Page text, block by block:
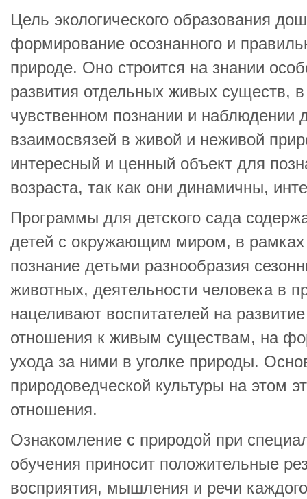
Цель экологического образования
формирование осознанного и
природе. Оно строится на знании
развития отдельных живых существ,
чувственном познании и наблюдении
взаимосвязей в живой и неживой
интересный и ценный объект для
возраста, так как они динамичны,
Программы для детского сада
детей с окружающим миром, в рамках
познание детьми разнообразия
животных, деятельности человека в
нацеливают воспитателей на
отношения к живым существам, на
ухода за ними в уголке природы.
природоведческой культуры на этом
отношения.
Ознакомление с природой при
обучения приносит положительные
восприятия, мышления и речи